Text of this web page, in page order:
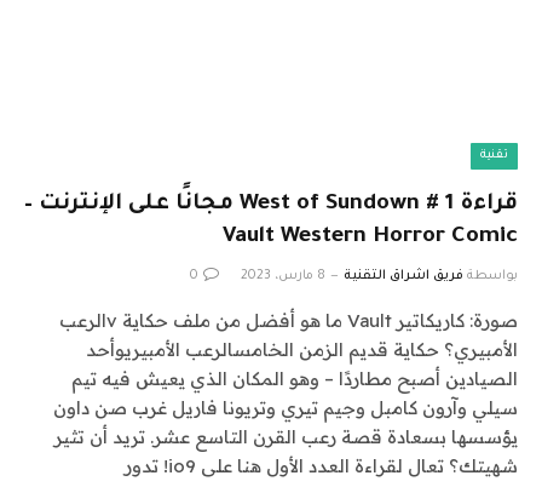
تقنية
قراءة West of Sundown # 1 مجانًا على الإنترنت –
Vault Western Horror Comic
بواسطة فريق اشراق التقنية 8 مارس، 2023 0
صورة: كاريكاتير Vault ما هو أفضل من ملف حكاية vالرعب
الأمبيري؟ حكاية قديم الزمن الخامسالرعب الأمبيريوأحد
الصيادين أصبح مطاردًا – وهو المكان الذي يعيش فيه تيم
سيلي وآرون كامبل وجيم تيري وتريونا فاريل غرب صن داون
يؤسسها بسعادة قصة رعب القرن التاسع عشر. تريد أن تثير
شهيتك؟ تعال لقراءة العدد الأول هنا على io9! تدور